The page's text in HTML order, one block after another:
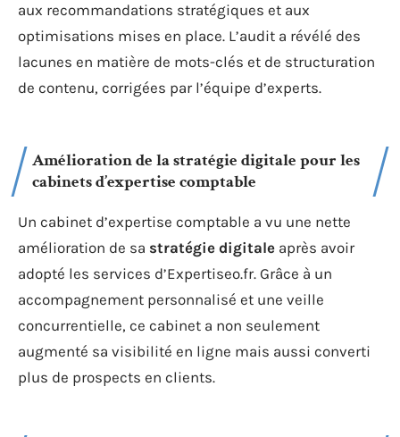
aux recommandations stratégiques et aux
optimisations mises en place. L’audit a révélé des
lacunes en matière de mots-clés et de structuration
de contenu, corrigées par l’équipe d’experts.
Amélioration de la stratégie digitale pour les
cabinets d’expertise comptable
Un cabinet d’expertise comptable a vu une nette
amélioration de sa stratégie digitale après avoir
adopté les services d’Expertiseo.fr. Grâce à un
accompagnement personnalisé et une veille
concurrentielle, ce cabinet a non seulement
augmenté sa visibilité en ligne mais aussi converti
plus de prospects en clients.